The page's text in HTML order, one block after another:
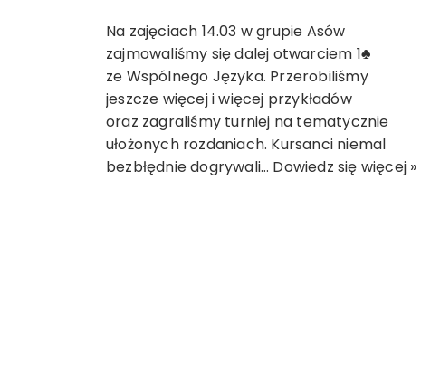
Na zajęciach 14.03 w grupie Asów
zajmowaliśmy się dalej otwarciem 1♣
ze Wspólnego Języka. Przerobiliśmy
jeszcze więcej i więcej przykładów
oraz zagraliśmy turniej na tematycznie
ułożonych rozdaniach. Kursanci niemal
bezbłędnie dogrywali… Dowiedz się więcej »